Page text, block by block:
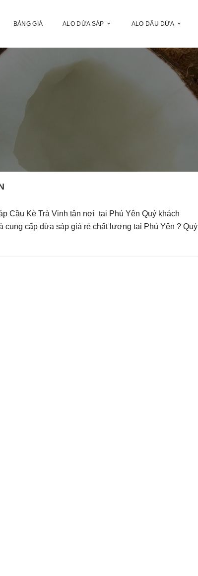
BẢNG GIÁ ALO DỪA SÁP ALO DẦU DỪA
Cầu Kè Trà Vinh tận nơi tại Phú Yên Quý khách
cung cấp dừa sáp giá rẻ chất lượng tại Phú Yên ? Quý